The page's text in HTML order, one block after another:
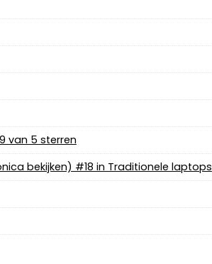
van 5 sterren
bekijken) #18 in Traditionele laptops